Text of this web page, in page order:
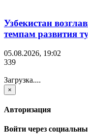
Узбекистан
темпам развития
05.08.2026, 19:02
339
Загрузка....
×
Авторизация
Войти через